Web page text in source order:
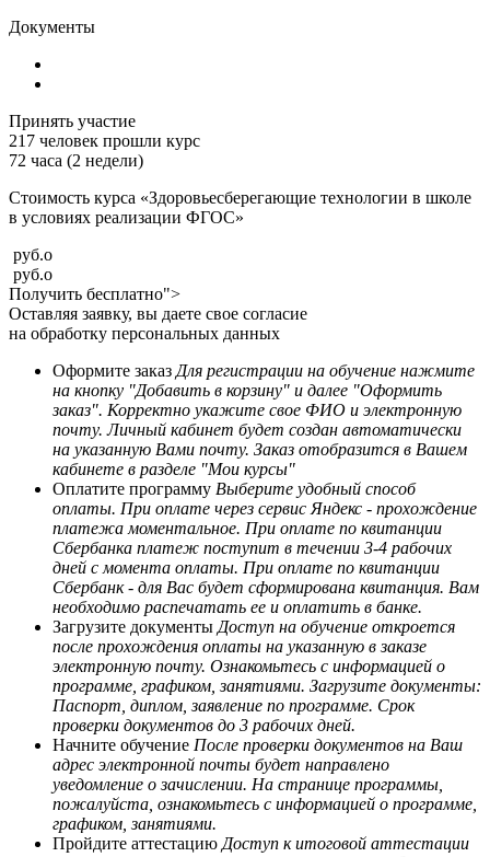
Документы
Принять участие
217 человек прошли курс
72 часа (2 недели)
Стоимость курса «Здоровьесберегающие технологии в школе
в условиях реализации ФГОС»
руб.o
руб.o
Получить бесплатно">
Оставляя заявку, вы даете свое согласие
на обработку персональных данных
Оформите заказ Для регистрации на обучение нажмите
на кнопку "Добавить в корзину" и далее "Оформить
заказ". Корректно укажите свое ФИО и электронную
почту. Личный кабинет будет создан автоматически
на указанную Вами почту. Заказ отобразится в Вашем
кабинете в разделе "Мои курсы"
Оплатите программу Выберите удобный способ
оплаты. При оплате через сервис Яндекс - прохождение
платежа моментальное. При оплате по квитанции
Сбербанка платеж поступит в течении 3-4 рабочих
дней с момента оплаты. При оплате по квитанции
Сбербанк - для Вас будет сформирована квитанция. Вам
необходимо распечатать ее и оплатить в банке.
Загрузите документы Доступ на обучение откроется
после прохождения оплаты на указанную в заказе
электронную почту. Ознакомьтесь с информацией о
программе, графиком, занятиями. Загрузите документы:
Паспорт, диплом, заявление по программе. Срок
проверки документов до 3 рабочих дней.
Начните обучение После проверки документов на Ваш
адрес электронной почты будет направлено
уведомление о зачислении. На странице программы,
пожалуйста, ознакомьтесь с информацией о программе,
графиком, занятиями.
Пройдите аттестацию Доступ к итоговой аттестации